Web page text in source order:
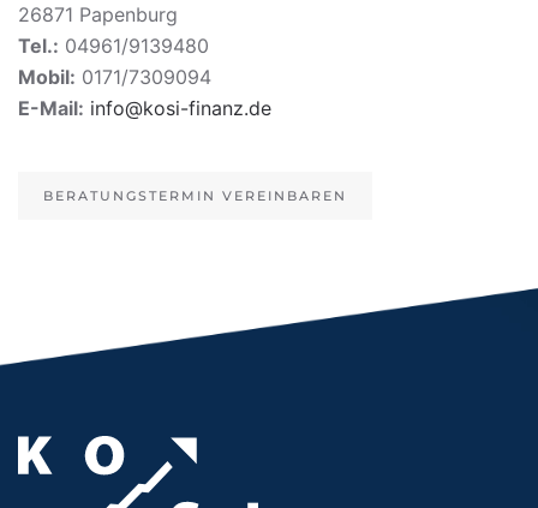
26871 Papenburg
Tel.: 04961/9139480
Mobil: 0171/7309094
E-Mail: info@kosi-finanz.de
BERATUNGSTERMIN VEREINBAREN